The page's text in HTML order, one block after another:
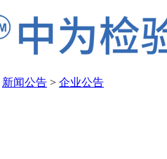
新闻公告 > 企业公告